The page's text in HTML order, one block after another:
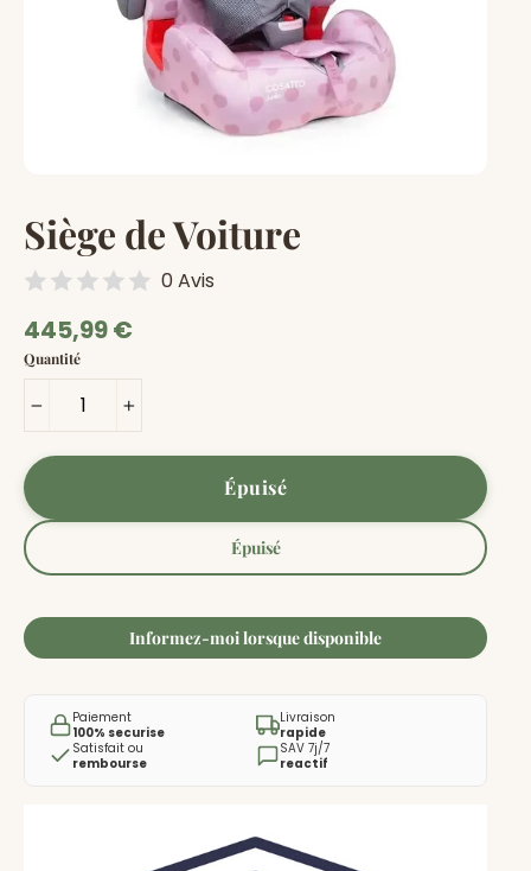
Siège de Voiture
0 Avis
Prix
régulier
445,99 €
Quantité
Épuisé
Épuisé
Informez-moi lorsque disponible
Paiement
100% securise
Livraison
rapide
Satisfait ou
rembourse
SAV 7j/7
reactif